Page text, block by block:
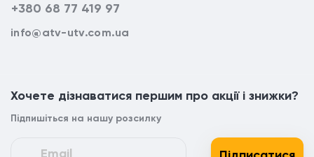
+380 68 77 419 97
info@atv-utv.com.ua
Хочете дізнаватися першим про акції і знижки?
Підпишіться на нашу розсилку